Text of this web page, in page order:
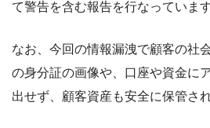
て警告を含む報告を行なっています
なお、今回の情報漏洩で顧客の社
の身分証の画像や、口座や資金に
出せず、顧客資産も安全に保管さ